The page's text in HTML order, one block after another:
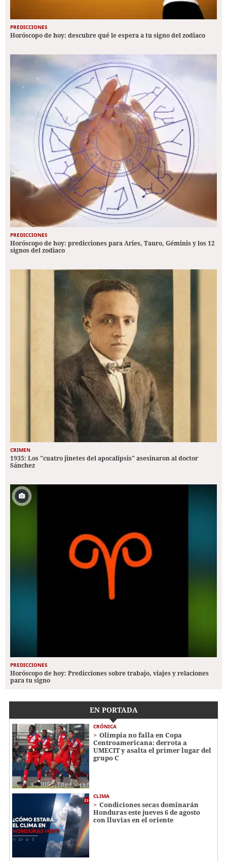
PREDICCIONES
Horóscopo de hoy: descubre qué le espera a tu signo del zodiaco
PREDICCIONES
Horóscopo de hoy: predicciones para Aries, Tauro, Géminis y los 12
signos del zodiaco
CRIMEN
1935: Los "cuatro jinetes del apocalipsis" asesinaron al doctor
Sánchez
PREDICCIONES
Horóscopo de hoy: Predicciones sobre trabajo, viajes y relaciones
para tu signo
EN PORTADA
CRÓNICA
Olimpia no falla en Copa
Centroamericana: derrota a
UMECIT y asalta el primer lugar del
grupo C
CLIMA
Condiciones secas dominarán
Honduras este jueves 6 de agosto
con lluvias en el oriente